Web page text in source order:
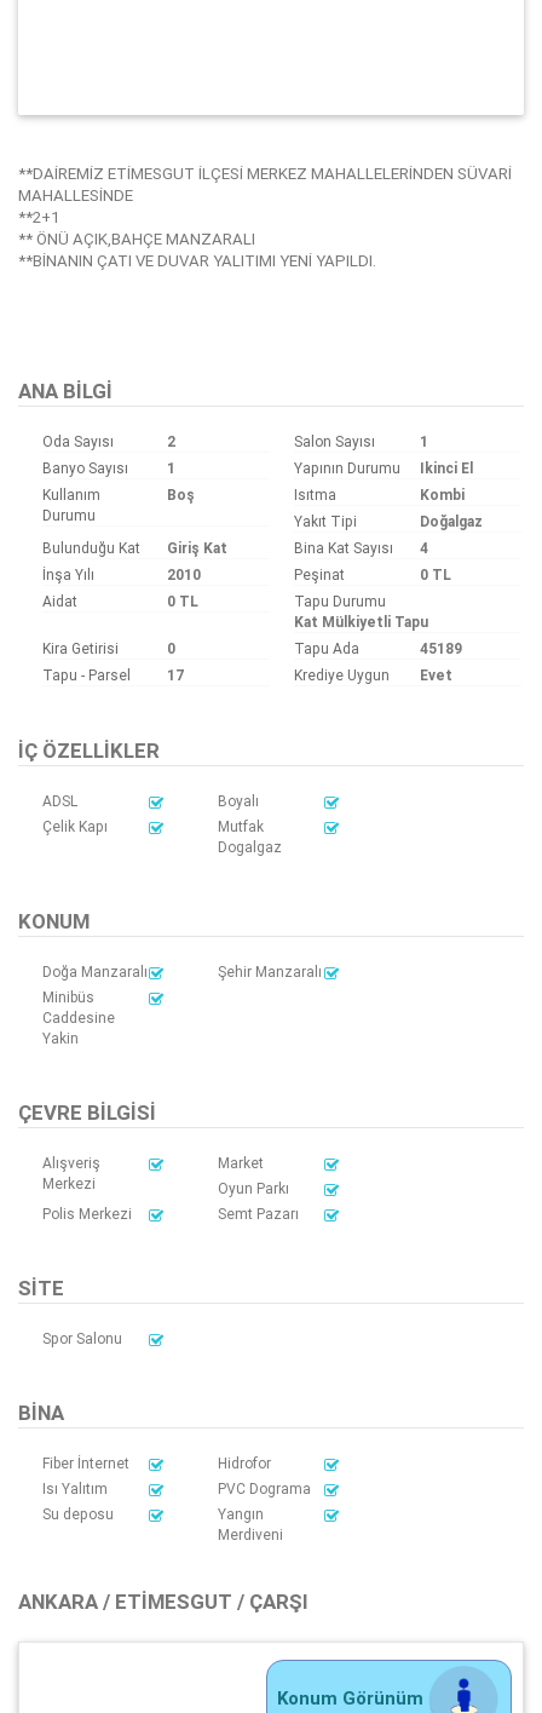
**DAİREMİZ ETİMESGUT İLÇESİ MERKEZ MAHALLELERİNDEN SÜVARİ
MAHALLESİNDE
**2+1
** ÖNÜ AÇIK,BAHÇE MANZARALI
**BİNANIN ÇATI VE DUVAR YALITIMI YENİ YAPILDI.
ANA BILGI
Oda Sayısı 2 Salon Sayısı
1
Banyo Sayısı
1 Yapının Durumu
Ikinci El
Kullanım
Durumu
Boş Isıtma
Kombi
Yakıt Tipi
Doğalgaz
Bulunduğu Kat
Giriş Kat Bina Kat Sayısı
4
İnşa Yılı
2010 Peşinat
0 TL
Aidat
0 TL
Tapu Durumu
Kat Mülkiyetli Tapu
Kira Getirisi
0 Tapu Ada
45189
Tapu - Parsel
17 Krediye Uygun Evet
İÇ ÖZELLIKLER
ADSL
Boyalı
Çelik Kapı
Mutfak
Dogalgaz
KONUM
Doğa Manzaralı
Şehir Manzaralı
Minibüs
Caddesine
Yakin
ÇEVRE BILGISI
Alışveriş
Merkezi
Market
Oyun Parkı
Polis Merkezi
Semt Pazarı
SITE
Spor Salonu
BINA
Fiber İnternet
Hidrofor
Isı Yalıtım
PVC Dograma
Su deposu
Yangın
Merdiveni
ANKARA / ETIMESGUT / ÇARŞI
Konum Görünüm